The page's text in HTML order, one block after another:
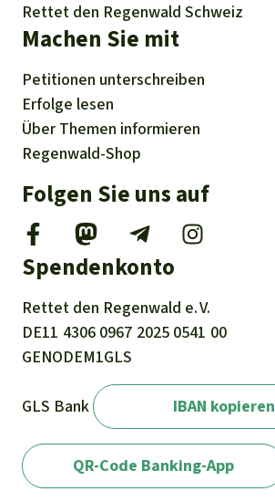
Rettet den Regenwald Schweiz
Machen Sie mit
Petitionen unterschreiben
Erfolge lesen
Über Themen informieren
Regenwald-Shop
Folgen Sie uns auf
Spendenkonto
Rettet den Regenwald e. V.
DE11 4306 0967 2025 0541 00
GENODEM1GLS
GLS Bank IBAN kopieren
QR-Code Banking-App